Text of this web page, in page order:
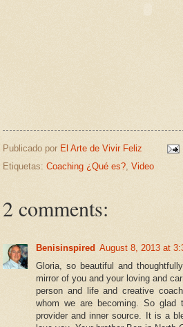
Publicado por El Arte de Vivir Feliz
Etiquetas: Coaching ¿Qué es?, Video
2 comments:
Benisinspired August 8, 2013 at
Gloria, so beautiful and
mirror of you and your loving and
person and life and creative
whom we are becoming. So glad
provider and inner source. It is a